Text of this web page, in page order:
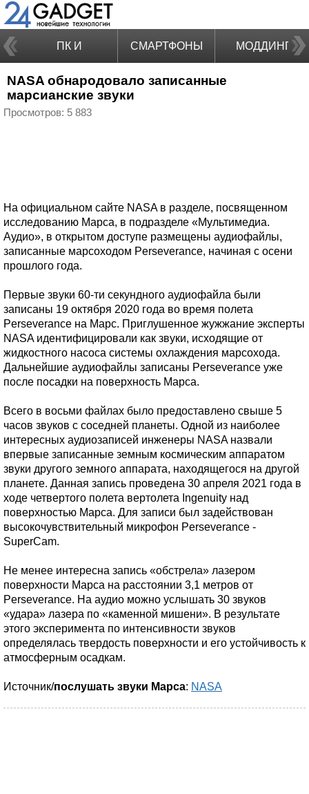
ПК И
НОУТБУКИ
СМАРТФОНЫ МОДДИНГ
NASA обнародовало записанные
марсианские звуки
Просмотров: 5 883
На официальном сайте NASA в разделе, посвященном
исследованию Марса, в подразделе «Мультимедиа.
Аудио», в открытом доступе размещены аудиофайлы,
записанные марсоходом Perseverance, начиная с осени
прошлого года.
Первые звуки 60-ти секундного аудиофайла были
записаны 19 октября 2020 года во время полета
Perseverance на Марс. Приглушенное жужжание эксперты
NASA идентифицировали как звуки, исходящие от
жидкостного насоса системы охлаждения марсохода.
Дальнейшие аудиофайлы записаны Perseverance уже
после посадки на поверхность Марса.
Всего в восьми файлах было предоставлено свыше 5
часов звуков с соседней планеты. Одной из наиболее
интересных аудиозаписей инженеры NASA назвали
впервые записанные земным космическим аппаратом
звуки другого земного аппарата, находящегося на другой
планете. Данная запись проведена 30 апреля 2021 года в
ходе четвертого полета вертолета Ingenuity над
поверхностью Марса. Для записи был задействован
высокочувствительный микрофон Perseverance -
SuperCam.
Не менее интересна запись «обстрела» лазером
поверхности Марса на расстоянии 3,1 метров от
Perseverance. На аудио можно услышать 30 звуков
«удара» лазера по «каменной мишени». В результате
этого эксперимента по интенсивности звуков
определялась твердость поверхности и его устойчивость к
атмосферным осадкам.
Источник/послушать звуки Марса: NASA